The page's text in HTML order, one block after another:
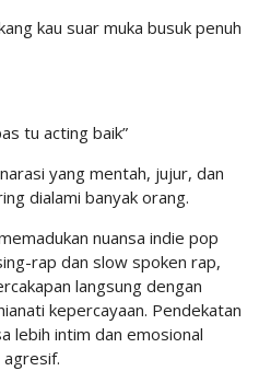
kau suar muka busuk penuh
tu acting baik”
yang mentah, jujur, dan
dialami banyak orang.
nuansa indie pop
rap dan slow spoken rap,
langsung dengan
kepercayaan. Pendekatan
lebih intim dan emosional